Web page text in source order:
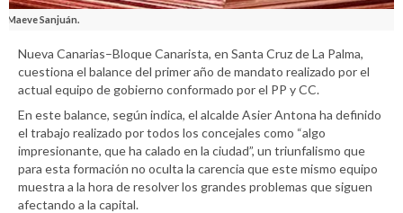
Maeve Sanjuán.
Nueva Canarias–Bloque Canarista, en Santa Cruz de La Palma,
cuestiona el balance del primer año de mandato realizado por el
actual equipo de gobierno conformado por el PP y CC.
En este balance, según indica, el alcalde Asier Antona ha definido
el trabajo realizado por todos los concejales como “algo
impresionante, que ha calado en la ciudad”, un triunfalismo que
para esta formación no oculta la carencia que este mismo equipo
muestra a la hora de resolver los grandes problemas que siguen
afectando a la capital.